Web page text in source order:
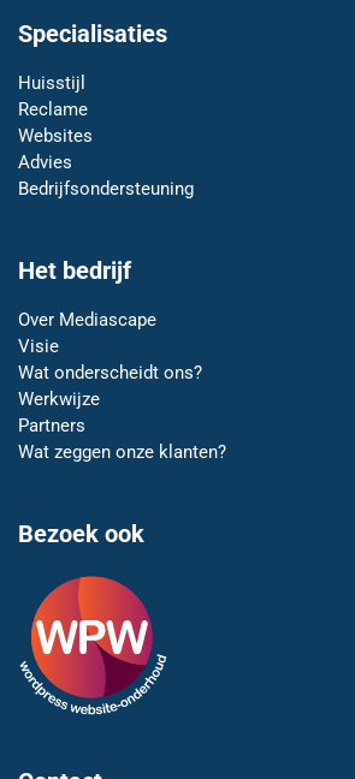
Specialisaties
Huisstijl
Reclame
Websites
Advies
Bedrijfsondersteuning
Het bedrijf
Over Mediascape
Visie
Wat onderscheidt ons?
Werkwijze
Partners
Wat zeggen onze klanten?
Bezoek ook